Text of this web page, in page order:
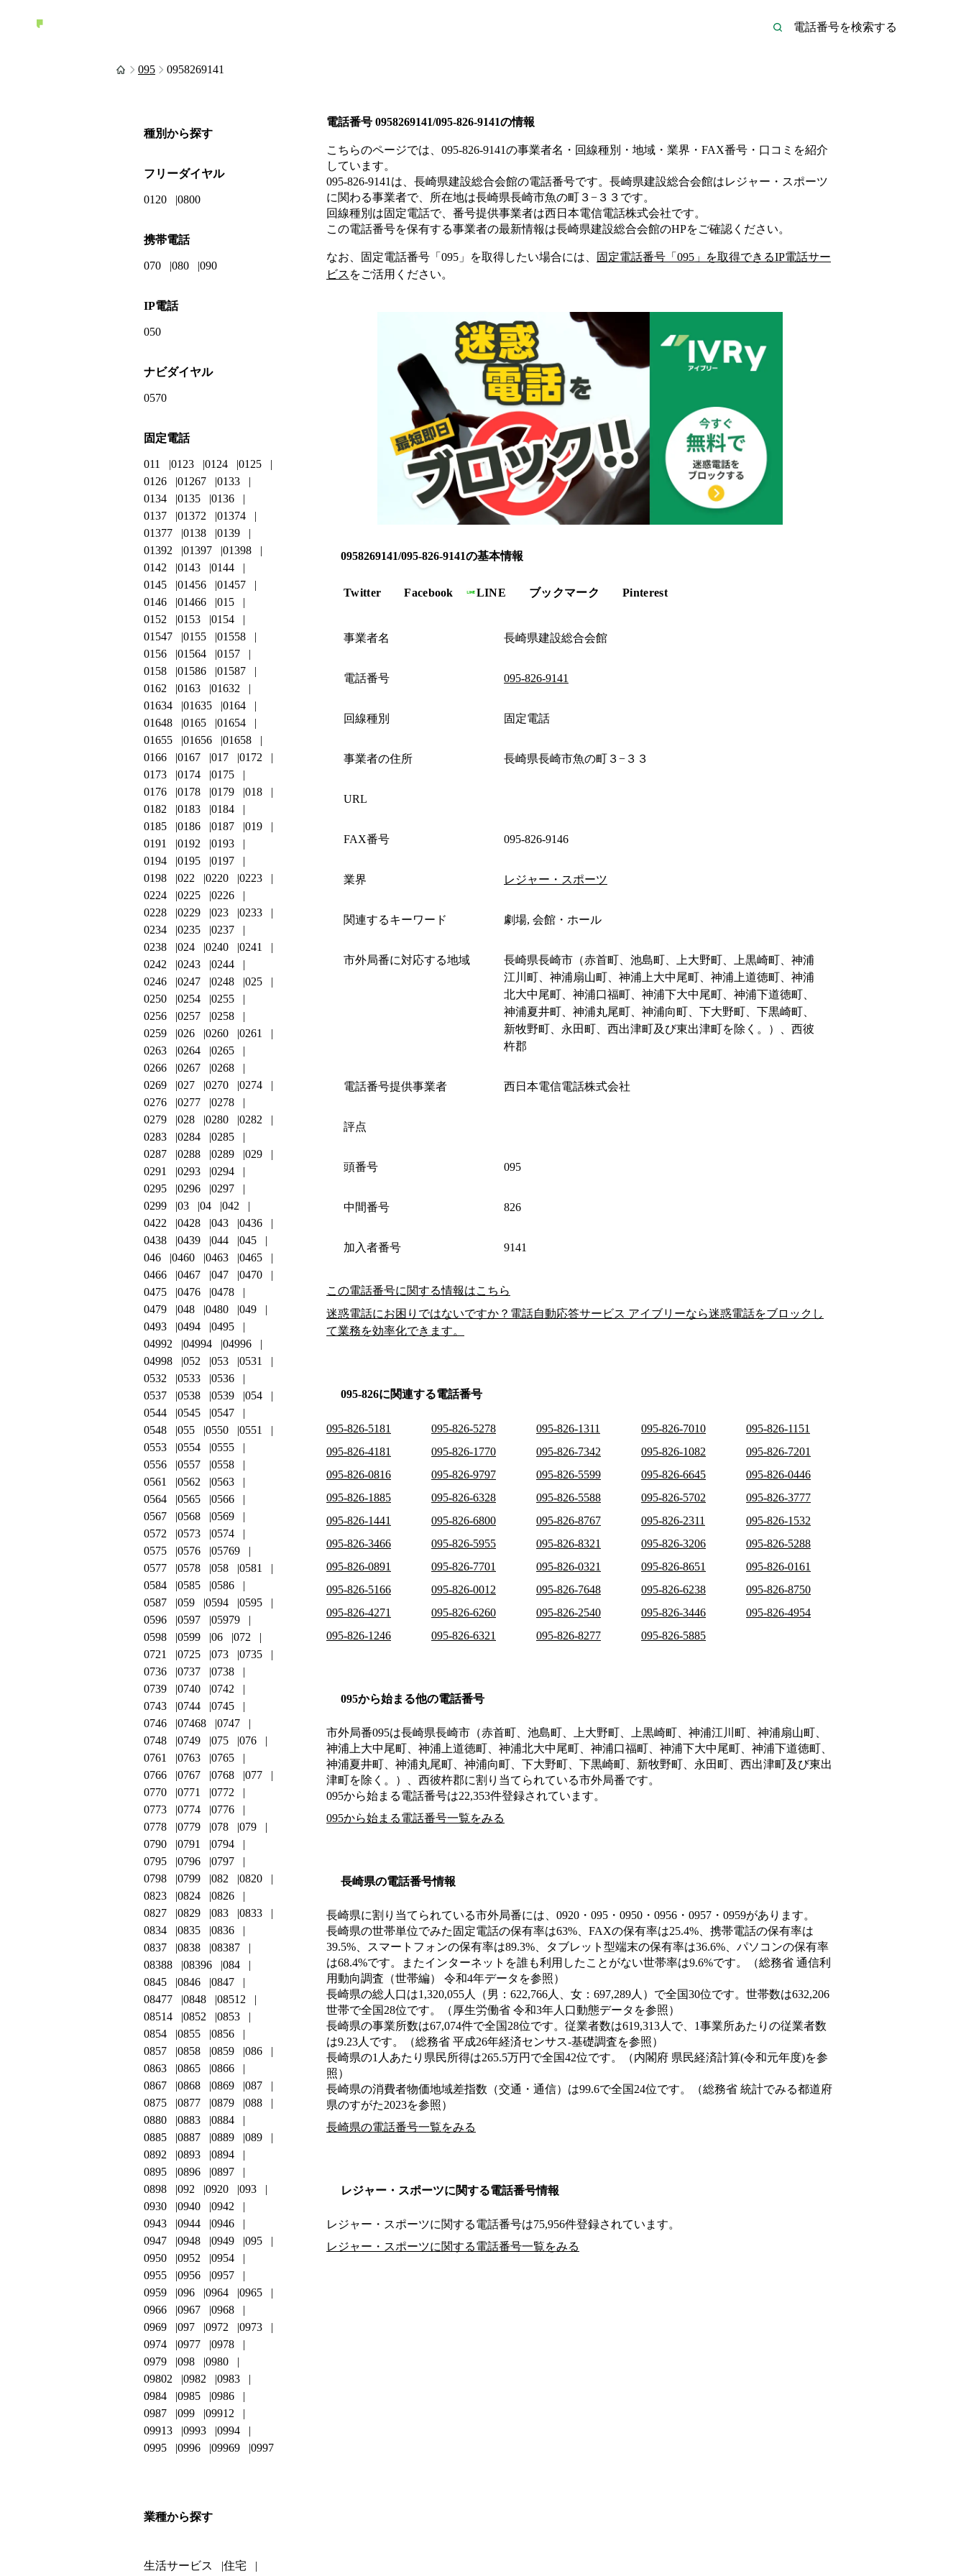
095 0958269141
電話番号 0958269141/095-826-9141の情報
こちらのページでは、 095-826-9141の事業者名・回線種別・地域・業界・FAX番号・口コミを紹介
しています。
095-826-9141 は、 長崎県建設総合会館の電話番号です。 長崎県建設総合会館はレジャー・スポーツ
に関わる事業者で、所在地は長崎県長崎市魚の町３−３３ です。
回線種別は固定電話で、番号提供事業者は西日本電信電話株式会社です。
この電話番号を保有する事業者の最新情報は長崎県建設総合会館のHPをご確認ください。
なお、固定電話番号「 095 」を取得したい場合には、 固定電話番号「 095 」を取得できるIP電話サー
ビス をご活用ください。
0958269141/095-826-9141の基本情報
Twitter Facebook LINE ブックマーク Pinterest
事業者名 長崎県建設総合会館
電話番号 095-826-9141
回線種別 固定電話
事業者の住所 長崎県長崎市魚の町３−３３
URL
FAX番号 095-826-9146
業界 レジャー・スポーツ
関連するキーワード 劇場, 会館・ホール
市外局番に対応する地域
長崎県長崎市（赤首町、池島町、上大野町、上黒崎町、神浦
江川町、神浦扇山町、神浦上大中尾町、神浦上道徳町、神浦
北大中尾町、神浦口福町、神浦下大中尾町、神浦下道徳町、
神浦夏井町、神浦丸尾町、神浦向町、下大野町、下黒崎町、
新牧野町、永田町、西出津町及び東出津町を除く。）、西彼
杵郡
電話番号提供事業者 西日本電信電話株式会社
評点
頭番号 095
中間番号 826
加入者番号 9141
この電話番号に関する情報はこちら
迷惑電話にお困りではないですか？電話自動応答サービス アイブリーなら迷惑電話をブロックし
て業務を効率化できます。
095-826に関連する電話番号
095-826-5181 095-826-5278 095-826-1311 095-826-7010
095-826-1151
095-826-4181
095-826-1770 095-826-7342 095-826-1082
095-826-7201
095-826-0816
095-826-9797 095-826-5599 095-826-6645
095-826-0446
095-826-1885
095-826-6328 095-826-5588 095-826-5702
095-826-3777
095-826-1441
095-826-6800 095-826-8767 095-826-2311
095-826-1532
095-826-3466
095-826-5955 095-826-8321 095-826-3206
095-826-5288
095-826-0891
095-826-7701 095-826-0321 095-826-8651
095-826-0161
095-826-5166
095-826-0012 095-826-7648 095-826-6238
095-826-8750
095-826-4271
095-826-6260 095-826-2540 095-826-3446
095-826-4954
095-826-1246
095-826-6321 095-826-8277 095-826-5885
095から始まる他の電話番号
市外局番095は長崎県長崎市（赤首町、池島町、上大野町、上黒崎町、神浦江川町、神浦扇山町、
神浦上大中尾町、神浦上道徳町、神浦北大中尾町、神浦口福町、神浦下大中尾町、神浦下道徳町、
神浦夏井町、神浦丸尾町、神浦向町、下大野町、下黒崎町、新牧野町、永田町、西出津町及び東出
津町を除く。）、西彼杵郡に割り当てられている市外局番です。
095から始まる電話番号は22,353件登録されています。
095から始まる電話番号一覧をみる
長崎県の電話番号情報
長崎県に割り当てられている市外局番には、0920・095・0950・0956・0957・0959があります。
長崎県の世帯単位でみた固定電話の保有率は63%、FAXの保有率は25.4%、携帯電話の保有率は
39.5%、スマートフォンの保有率は89.3%、タブレット型端末の保有率は36.6%、パソコンの保有率
は68.4%です。またインターネットを誰も利用したことがない世帯率は9.6%です。（総務省 通信利
用動向調査（世帯編） 令和4年データを参照）
長崎県の総人口は1,320,055人（男：622,766人、女：697,289人）で全国30位です。世帯数は632,206
世帯で全国28位です。（厚生労働省 令和3年人口動態データを参照）
長崎県の事業所数は67,074件で全国28位です。従業者数は619,313人で、1事業所あたりの従業者数
は9.23人です。（総務省 平成26年経済センサス‐基礎調査を参照）
長崎県の1人あたり県民所得は265.5万円で全国42位です。（内閣府 県民経済計算(令和元年度)を参
照）
長崎県の消費者物価地域差指数（交通・通信）は99.6で全国24位です。（総務省 統計でみる都道府
県のすがた2023を参照）
長崎県の電話番号一覧をみる
レジャー・スポーツに関する電話番号情報
レジャー・スポーツに関する電話番号は75,956件登録されています。
レジャー・スポーツに関する電話番号一覧をみる
種別から探す
フリーダイヤル
0120 0800
携帯電話
070 080 090
IP電話
050
ナビダイヤル
0570
固定電話
011 0123 0124
0125
0126
01267
0133
0134
0135
0136
0137
01372
01374
01377
0138
0139
01392
01397
01398
0142
0143
0144
0145
01456
01457
0146
01466
015
0152
0153
0154
01547
0155
01558
0156
01564
0157
0158
01586
01587
0162
0163
01632
01634
01635
0164
01648
0165
01654
01655
01656
01658
0166
0167 017
0172
0173
0174
0175
0176
0178 0179
018
0182
0183
0184
0185
0186 0187
019
0191
0192
0193
0194
0195
0197
0198
022 0220
0223
0224
0225
0226
0228
0229 023
0233
0234
0235
0237
0238
024 0240
0241
0242
0243
0244
0246
0247 0248
025
0250
0254
0255
0256
0257
0258
0259
026 0260
0261
0263
0264
0265
0266
0267
0268
0269
027 0270
0274
0276
0277
0278
0279
028 0280
0282
0283
0284
0285
0287
0288 0289
029
0291
0293
0294
0295
0296
0297
0299
03 04
042
0422
0428 043
0436
0438
0439 044
045
046
0460 0463
0465
0466
0467 047
0470
0475
0476
0478
0479
048 0480
049
0493
0494
0495
04992
04994
04996
04998
052 053
0531
0532
0533
0536
0537
0538 0539
054
0544
0545
0547
0548
055 0550
0551
0553
0554
0555
0556
0557
0558
0561
0562
0563
0564
0565
0566
0567
0568
0569
0572
0573
0574
0575
0576
05769
0577
0578 058
0581
0584
0585
0586
0587
059 0594
0595
0596
0597
05979
0598
0599 06
072
0721
0725 073
0735
0736
0737
0738
0739
0740
0742
0743
0744
0745
0746
07468
0747
0748
0749 075
076
0761
0763
0765
0766
0767 0768
077
0770
0771
0772
0773
0774
0776
0778
0779 078
079
0790
0791
0794
0795
0796
0797
0798
0799 082
0820
0823
0824
0826
0827
0829 083
0833
0834
0835
0836
0837
0838
08387
08388
08396
084
0845
0846
0847
08477
0848
08512
08514
0852
0853
0854
0855
0856
0857
0858 0859
086
0863
0865
0866
0867
0868 0869
087
0875
0877 0879
088
0880
0883
0884
0885
0887 0889
089
0892
0893
0894
0895
0896
0897
0898
092 0920
093
0930
0940
0942
0943
0944
0946
0947
0948 0949
095
0950
0952
0954
0955
0956
0957
0959
096 0964
0965
0966
0967
0968
0969
097 0972
0973
0974
0977
0978
0979
098
0980
09802
0982
0983
0984
0985
0986
0987
099
09912
09913
0993
0994
0995
0996 09969 0997
業種から探す
生活サービス 住宅